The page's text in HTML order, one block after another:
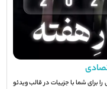
برای شما با جزيیات در قالب ویدئو